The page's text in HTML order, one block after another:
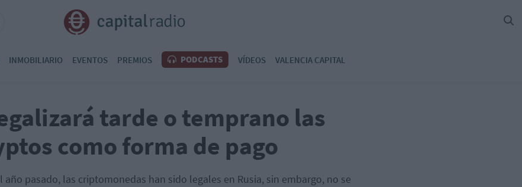
INMOBILIARIO EVENTOS PREMIOS PODCASTS VÍDEOS VALENCIA CAPITAL
tarde o temprano las
como forma de pago
año pasado, las criptomonedas han sido legales en Rusia, sin embargo, no se